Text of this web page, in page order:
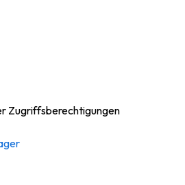
Zugriffsberechtigungen